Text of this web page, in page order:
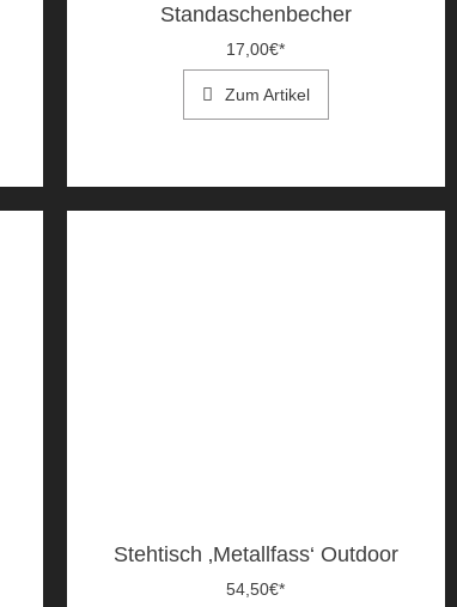
Standaschenbecher
17,00€*
Zum Artikel
Stehtisch ‚Metallfass‘ Outdoor
54,50€*